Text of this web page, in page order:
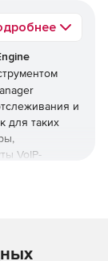
и
для таких
VoIP-